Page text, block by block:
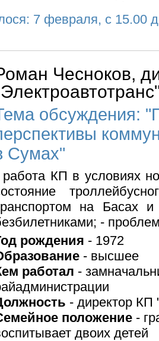
7 февраля, с 15.00
Чесноков,
обсуждения:
Сумах"
работа КП в условиях
на Басах
-
рождения - 1972
- высшее
работал -
- директор КП
положение -
двоих детей